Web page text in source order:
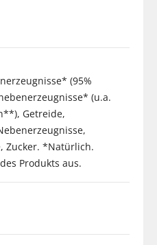
(95%
(u.a.
Getreide,
Zucker. *Natürlich.
Produkts aus.